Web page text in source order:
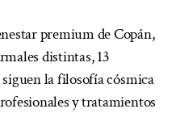
premium de Copán,
distintas, 13
la filosofía cósmica
y tratamientos